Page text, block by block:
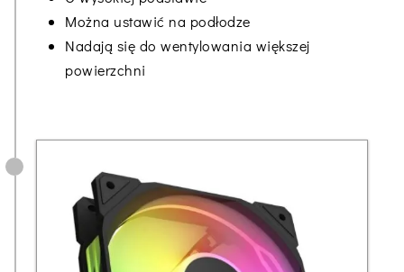
Można ustawić na podłodze
Nadają się do wentylowania większej
powierzchni